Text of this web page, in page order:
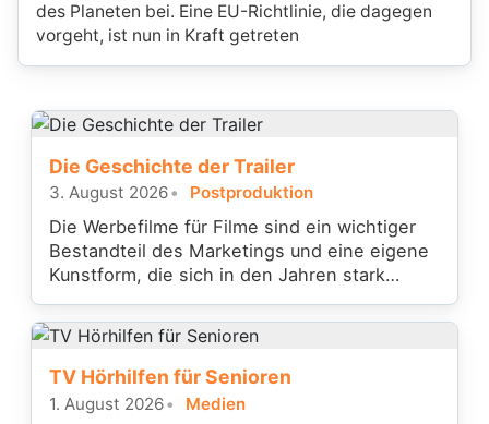
des Planeten bei. Eine EU-Richtlinie, die dagegen
vorgeht, ist nun in Kraft getreten
Die Geschichte der Trailer
3. August 2026 Postproduktion
Die Werbefilme für Filme sind ein wichtiger
Bestandteil des Marketings und eine eigene
Kunstform, die sich in den Jahren stark
gewandelt hat.
TV Hörhilfen für Senioren
1. August 2026 Medien